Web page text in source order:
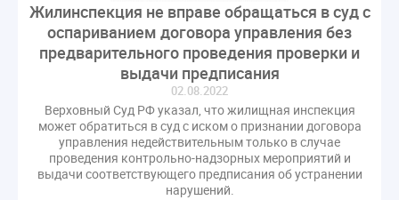
Жилинспекция не вправе обращаться в суд с
оспариванием договора управления без
предварительного проведения проверки и
выдачи предписания
02.08.2022
Верховный Суд РФ указал, что жилищная инспекция
может обратиться в суд с иском о признании договора
управления недействительным только в случае
проведения контрольно-надзорных мероприятий и
выдачи соответствующего предписания об устранении
нарушений.